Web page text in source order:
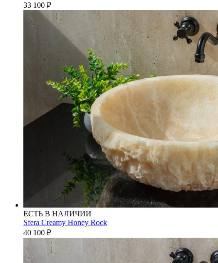
33 100 ₽
ЕСТЬ В НАЛИЧИИ
Sfera Creamy Honey Rock
40 100 ₽